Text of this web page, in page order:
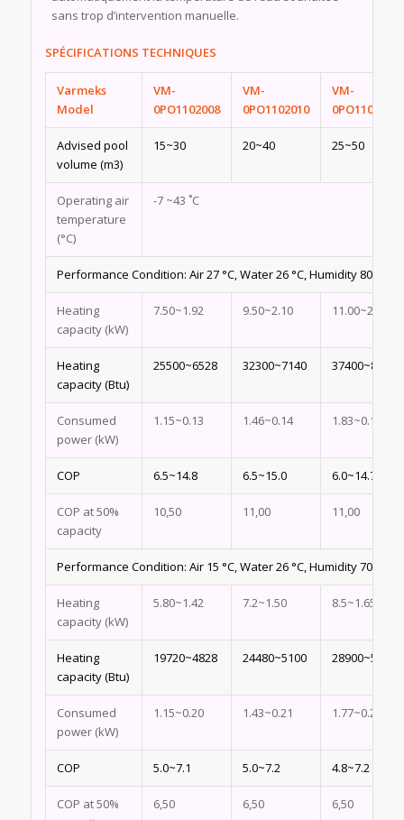
sans trop d’intervention manuelle.
SPÉCIFICATIONS TECHNIQUES
Varmeks
Model
VM-
0PO1102008
VM-
0PO1102010
VM-
0PO1102011
Advised pool
volume (m3)
15~30 20~40 25~50
Operating air
temperature
(°C)
-7 ~43 ˚C
Performance Condition: Air 27 °C, Water 26 °C, Humidity 80%
Heating
capacity (kW)
7.50~1.92 9.50~2.10 11.00~2.50
Heating
capacity (Btu)
25500~6528 32300~7140 37400~8500
Consumed
power (kW)
1.15~0.13 1.46~0.14 1.83~0.17
COP 6.5~14.8 6.5~15.0 6.0~14.7
COP at 50%
capacity
10,50 11,00 11,00
Performance Condition: Air 15 °C, Water 26 °C, Humidity 70%
Heating
capacity (kW)
5.80~1.42 7.2~1.50 8.5~1.65
Heating
capacity (Btu)
19720~4828 24480~5100 28900~5610
Consumed
power (kW)
1.15~0.20 1.43~0.21 1.77~0.23
COP 5.0~7.1 5.0~7.2 4.8~7.2
COP at 50%
6,50 6,50 6,50